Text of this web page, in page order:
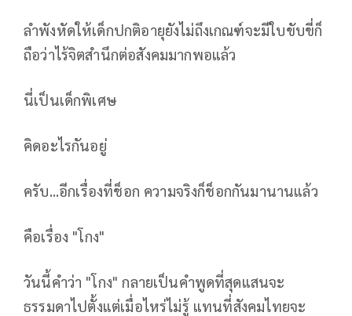
ลำพังหัดให้เด็กปกติอายุยังไม่ถึงเกณฑ์จะมีใบขับขี่ก็
ถือว่าไร้จิตสำนึกต่อสังคมมากพอแล้ว
นี่เป็นเด็กพิเศษ
คิดอะไรกันอยู่
ครับ...อีกเรื่องที่ช็อก ความจริงก็ช็อกกันมานานแล้ว
คือเรื่อง "โกง"
วันนี้คำว่า "โกง" กลายเป็นคำพูดที่สุดแสนจะ
ธรรมดาไปตั้งแต่เมื่อไหร่ไม่รู้ แทนที่สังคมไทยจะ